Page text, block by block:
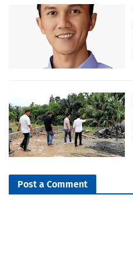
Post a Comment